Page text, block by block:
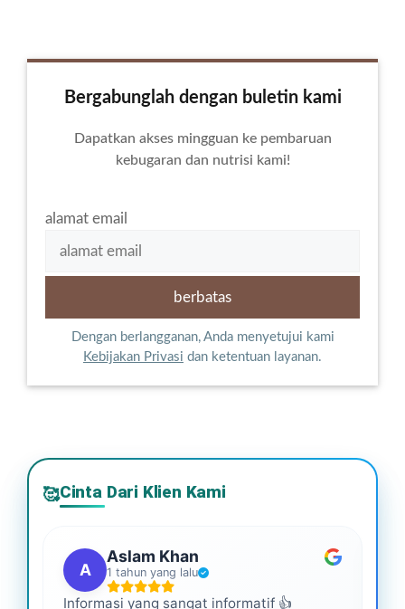
Bergabunglah dengan buletin kami
Dapatkan akses mingguan ke pembaruan
kebugaran dan nutrisi kami!
alamat email
Dengan berlangganan, Anda menyetujui kami
Kebijakan Privasi dan ketentuan layanan.
🥰Cinta Dari Klien Kami
A
Aslam Khan
1 tahun yang lalu
Informasi yang sangat informatif 👍